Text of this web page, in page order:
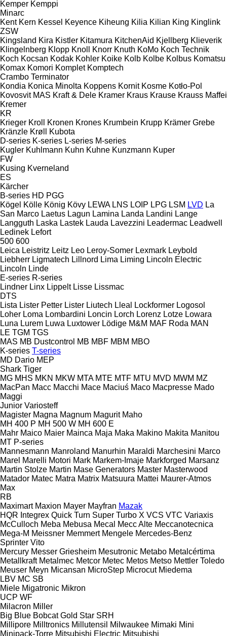
Kemper Kemppi
Minarc
Kent Kern Kessel Keyence Kiheung Kilia Kilian King Kinglink
ZSW
Kingsland Kira Kistler Kitamura KitchenAid Kjellberg Klieverik
Klingelnberg Klopp Knoll Knorr Knuth KoMo Koch Technik
Koch Kocsan Kodak Kohler Koike Kolb Kolbe Kolbus Komatsu
Komax Komori Komplet Komptech
Crambo Terminator
Kondia Konica Minolta Koppens Kornit Kosme Kotło-Pol
Kovosvit MAS Kraft & Dele Kramer Kraus Krause Krauss Maffei
Kremer
KR
Krieger Kroll Kronen Krones Krumbein Krupp Krämer Grebe
Kränzle Krøll
Kubota
D-series K-series L-series M-series
Kugler Kuhlmann Kuhn Kuhne Kunzmann Kuper
FW
Kusing Kverneland
ES
Kärcher
B-series HD PGG
Kögel Kölle König Kövy LEWA LNS LOIP LPG LSM LVD La
San Marco Laetus Lagun Lamina Landa Landini Lange
Langguth Laska Lastek Lauda Lavezzini Leadermac Leadwell
Ledinek Lefort
500 600
Leica Leistritz Leitz Leo Leroy-Somer Lexmark Leybold
Liebherr Ligmatech Lillnord Lima Liming Lincoln Electric
Lincoln Linde
E-series R-series
Lindner Linx Lippelt Lisse Lissmac
DTS
Lista Lister Petter Lister Liutech Lleal Lockformer Logosol
Loher Loma Lombardini Loncin Lorch Lorenz Lotze Lowara
Luna Lurem Luwa Luxtower Lödige M&M MAF Roda MAN
LE TGM TGS
MAS MB Dustcontrol MB MBF MBM MBO
K-series T-series
MD Dario MEP
Shark Tiger
MG MHS MKN MKW MTA MTE MTF MTU MVD MWM MZ
MacPan Macc Macchi Mace Maciuś Maco Macpresse Mado
Maggi
Junior Variosteff
Magister Magna Magnum Magurit Maho
MH 400 P MH 500 W MH 600 E
Mahr Maico Maier Mainca Maja Maka Makino Makita Manitou
MT P-series
Mannesmann Manroland Manurhin Maraldi Marchesini Marco
Marel Marelli Motori Mark Markem-Imaje Markforged Marsanz
Martin Stolze Martin Mase Generators Master Masterwood
Matador Matec Matra Matrix Matsuura Mattei Maurer-Atmos
Max
RB
Maximart Maxion Mayer Mayfran Mazak
HQR Integrex Quick Turn Super Turbo X VCS VTC Variaxis
McCulloch Meba Mebusa Mecal Mecc Alte Meccanotecnica
Mega-M Meissner Memmert Mengele Mercedes-Benz
Sprinter Vito
Mercury Messer Griesheim Mesutronic Metabo Metalcértima
Metallkraft Metalmec Metcor Metec Metos Metso Mettler Toledo
Meuser Meyn Micansan MicroStep Microcut Miedema
LBV MC SB
Miele Migatronic Mikron
UCP WF
Milacron Miller
Big Blue Bobcat Gold Star SRH
Millipore Milltronics Millutensil Milwaukee Mimaki Mini
Minipack-Torre Mitsubishi Electric Mitsubishi